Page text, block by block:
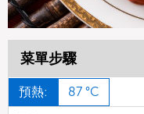
菜單步驟
預熱: 87 °C